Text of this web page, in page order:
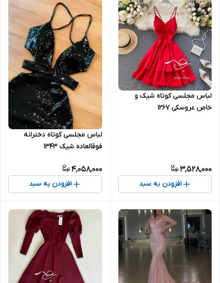
لباس مجلسی کوتاه شیک و
خاص عروسکی ۱۲۶۷
3,528,000
افزودن به سبد
لباس مجلسی کوتاه دخترانه
فوقالعاده شیک ۱۳۴۳
4,058,000
افزودن به سبد